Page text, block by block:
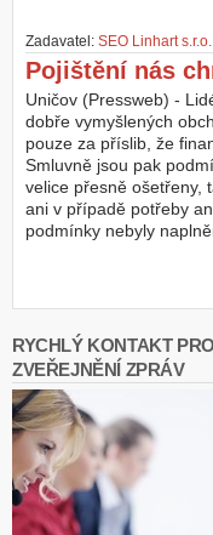
Zadavatel: SEO Linhart s.r.o.
Pojištění nás
Uničov (Pressweb) -
dobře vymyšlených
pouze za příslib, že
Smluvně jsou pak
velice přesně ošetřeny,
ani v případě potřeby
podmínky nebyly
RYCHLÝ KONTAKT PRO
ZVEŘEJNĚNÍ ZPRÁV